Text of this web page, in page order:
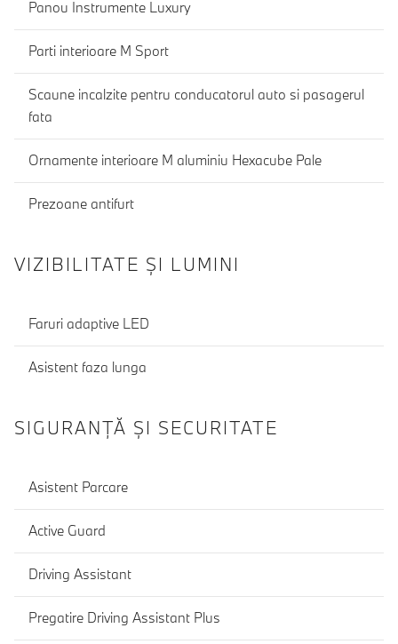
Panou Instrumente Luxury
Parti interioare M Sport
Scaune incalzite pentru conducatorul auto si pasagerul
fata
Ornamente interioare M aluminiu Hexacube Pale
Prezoane antifurt
VIZIBILITATE ȘI LUMINI
Faruri adaptive LED
Asistent faza lunga
SIGURANŢĂ ŞI SECURITATE
Asistent Parcare
Active Guard
Driving Assistant
Pregatire Driving Assistant Plus